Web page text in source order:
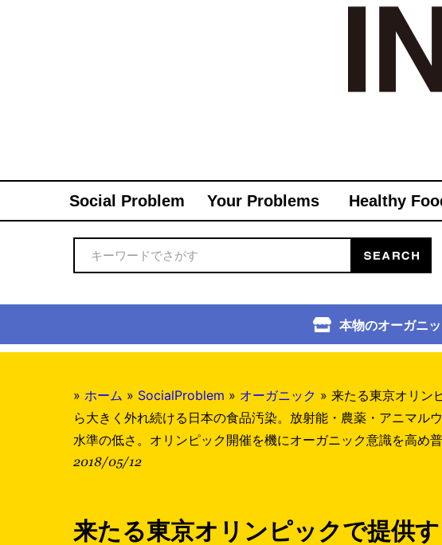
Social Problem Your Problems Healthy
本物のオーガニ
» ホーム » SocialProblem » オーガニック » 来たる東京オリン
ら大きく外れ続ける日本の食品汚染。放射能・農薬・アニマル
水準の低さ。オリンピック開催を機にオーガニック意識を高め
2018/05/12
来たる東京オリンピックで提供